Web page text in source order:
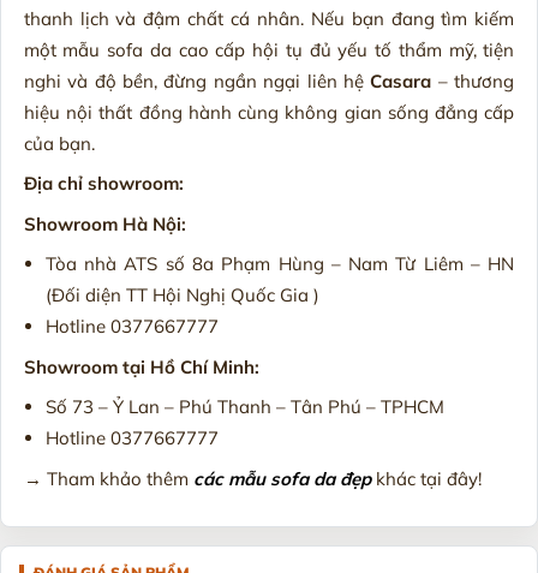
thanh lịch và đậm chất cá nhân. Nếu bạn đang tìm kiếm
một mẫu sofa da cao cấp hội tụ đủ yếu tố thẩm mỹ, tiện
nghi và độ bền, đừng ngần ngại liên hệCasara – thương
hiệu nội thất đồng hành cùng không gian sống đẳng cấp
của bạn.
Địa chỉ showroom:
Showroom Hà Nội:
Tòa nhà ATS số 8a Phạm Hùng – Nam Từ Liêm – HN
(Đối diện TT Hội Nghị Quốc Gia )
Hotline 0377667777
Showroom tại Hồ Chí Minh:
Số 73 – Ỷ Lan – Phú Thanh – Tân Phú – TPHCM
Hotline 0377667777
→ Tham khảo thêm các mẫu sofa da đẹp khác tại đây!